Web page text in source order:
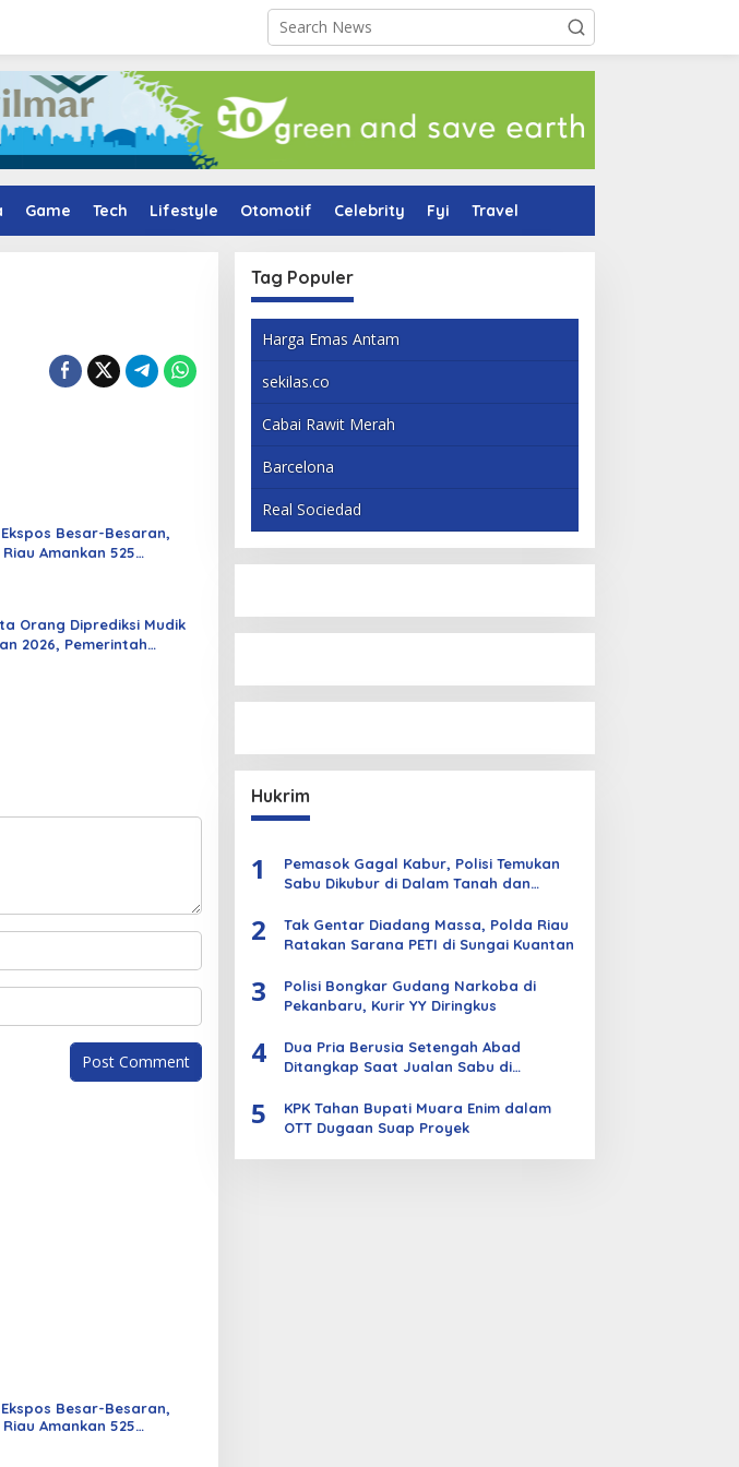
Game Tech Lifestyle Otomotif Celebrity Fyi Travel
Besar-Besaran,
Amankan 525
Orang Diprediksi Mudik
2026, Pemerintah
Besar-Besaran,
Amankan 525
Tag Populer
Harga Emas Antam
sekilas.co
Cabai Rawit Merah
Barcelona
Real Sociedad
Hukrim
1
Pemasok Gagal Kabur, Polisi Temukan
Sabu Dikubur di Dalam Tanah dan
2
Tak Gentar Diadang Massa, Polda Riau
Ratakan Sarana PETI di Sungai Kuantan
3
Polisi Bongkar Gudang Narkoba di
Pekanbaru, Kurir YY Diringkus
4
Dua Pria Berusia Setengah Abad
Ditangkap Saat Jualan Sabu di
5
KPK Tahan Bupati Muara Enim dalam
OTT Dugaan Suap Proyek